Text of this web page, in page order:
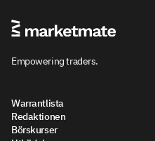
Empowering traders.
Warrantlista
Redaktionen
Börskurser